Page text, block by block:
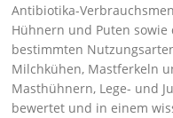
Antibiotika-
Hühnern und Puten
bestimmten
Milchkühen, Mastferkeln
Masthühnern, Lege- und
bewertet und in einem